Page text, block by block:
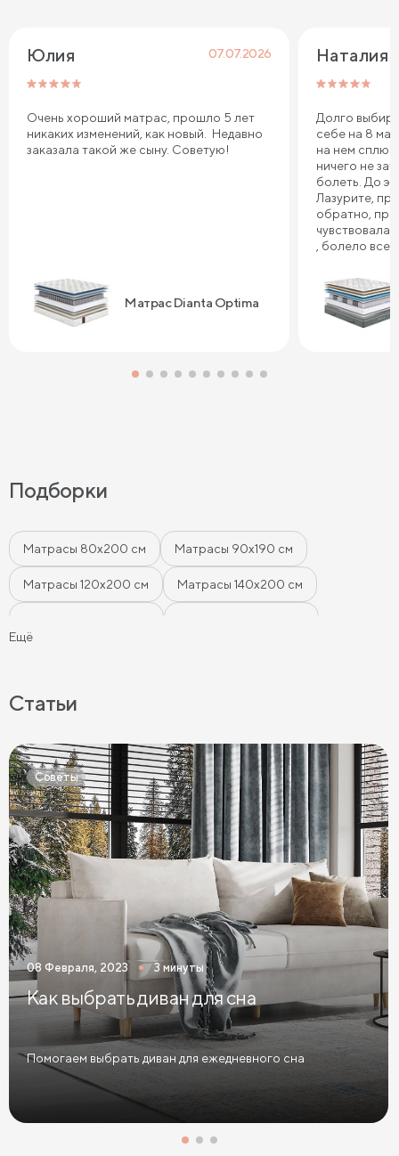
Юлия 07.07.2026
Очень хороший матрас, прошло 5 лет
никаких изменений, как новый. Недавно
заказала такой же сыну. Советую!
Матрас Dianta Optima
Наталия
Долго
себе на 8
на нем сплю.
ничего не
болеть. До
Лазурите,
обратно,
чувствовала
, болело все
Сонум к
дня .
Подборки
Матрасы 80х200 см Матрасы 90х190 см
Матрасы 120х200 см Матрасы 140х200 см
Тонкие матрасы Матрасы с независимыми пружинами
Матрасы из латекса Кокосовые матрасы
Матрасы из латекса и кокоса
Матрасы с эффектом памяти Высокие матрасы
Матрасы с 5 зонами жесткости
Матрасы с 7 зонами жесткости
Односпальные матрасы Двуспальные матрасы
Матрасы для кроватей
Матрасы для кроватей трансформеров
Тонкие мягкие матрасы Тонкие жесткие матрасы
Ещё
Статьи
Советы
08 Февраля, 2023 3 минуты
Как выбрать диван для сна
Помогаем выбрать диван для ежедневного сна